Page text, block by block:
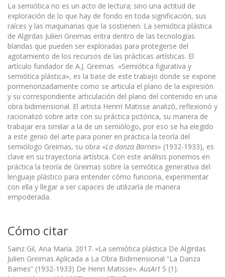
La semiótica no es un acto de lectura; sino una actitud de
exploración de lo que hay de fondo en toda significación, sus
raíces y las maquinarias que la sostienen. La semiótica plástica
de Algirdas Julien Greimas entra dentro de las tecnologías
blandas que pueden ser exploradas para protegerse del
agotamiento de los recursos de las prácticas artísticas. El
artículo fundador de A.J. Greimas «Semiótica figurativa y
semiótica plástica», es la base de este trabajo donde se expone
pormenorizadamente como se articula el plano de la expresión
y su correspondiente articulación del plano del contenido en una
obra bidimensional. El artista Henrri Matisse analizó, reflexionó y
racionalizó sobre arte con su práctica pictórica, su manera de
trabajar era similar a la de un semiólogo, por eso se ha elegido
a este genio del arte para poner en práctica la teoría del
semiólogo Greimas, su obra «La danza Barnes» (1932-1933), es
clave en su trayectoria artística. Con este análisis ponemos en
práctica la teoría de Greimas sobre la semiótica generativa del
lenguaje plástico para entender cómo funciona, experimentar
con ella y llegar a ser capaces de utilizarla de manera
empoderada.
Cómo citar
Sainz Gil, Ana María. 2017. «La semiótica plástica De Algirdas
Julien Greimas Aplicada a La Obra Bidimensional “La Danza
Barnes” (1932-1933) De Henri Matisse». AusArt 5 (1).